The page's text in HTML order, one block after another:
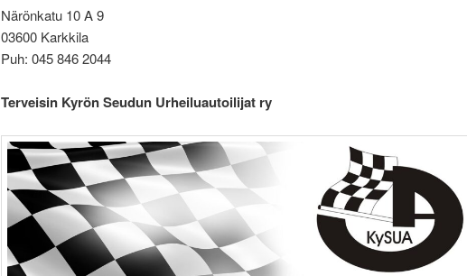
Närönkatu 10 A 9
03600 Karkkila
Puh: 045 846 2044
Terveisin Kyrön Seudun Urheiluautoilijat ry